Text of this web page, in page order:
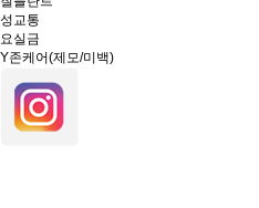
성교통
요실금
Y존케어(제모/미백)